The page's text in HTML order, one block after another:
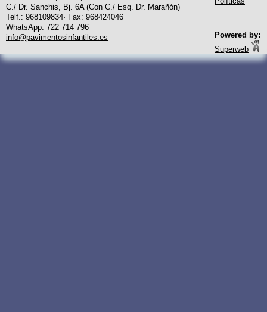
C./ Dr. Sanchis, Bj. 6A (Con C./ Esq. Dr. Marañón)
Telf.: 968109834· Fax: 968424046
WhatsApp: 722 714 796
info@pavimentosinfantiles.es
Powered by:
Superweb